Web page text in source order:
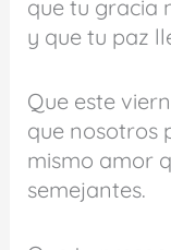
que tu gracia
y que tu paz
Que este
que nosotros
mismo amor
semejantes.